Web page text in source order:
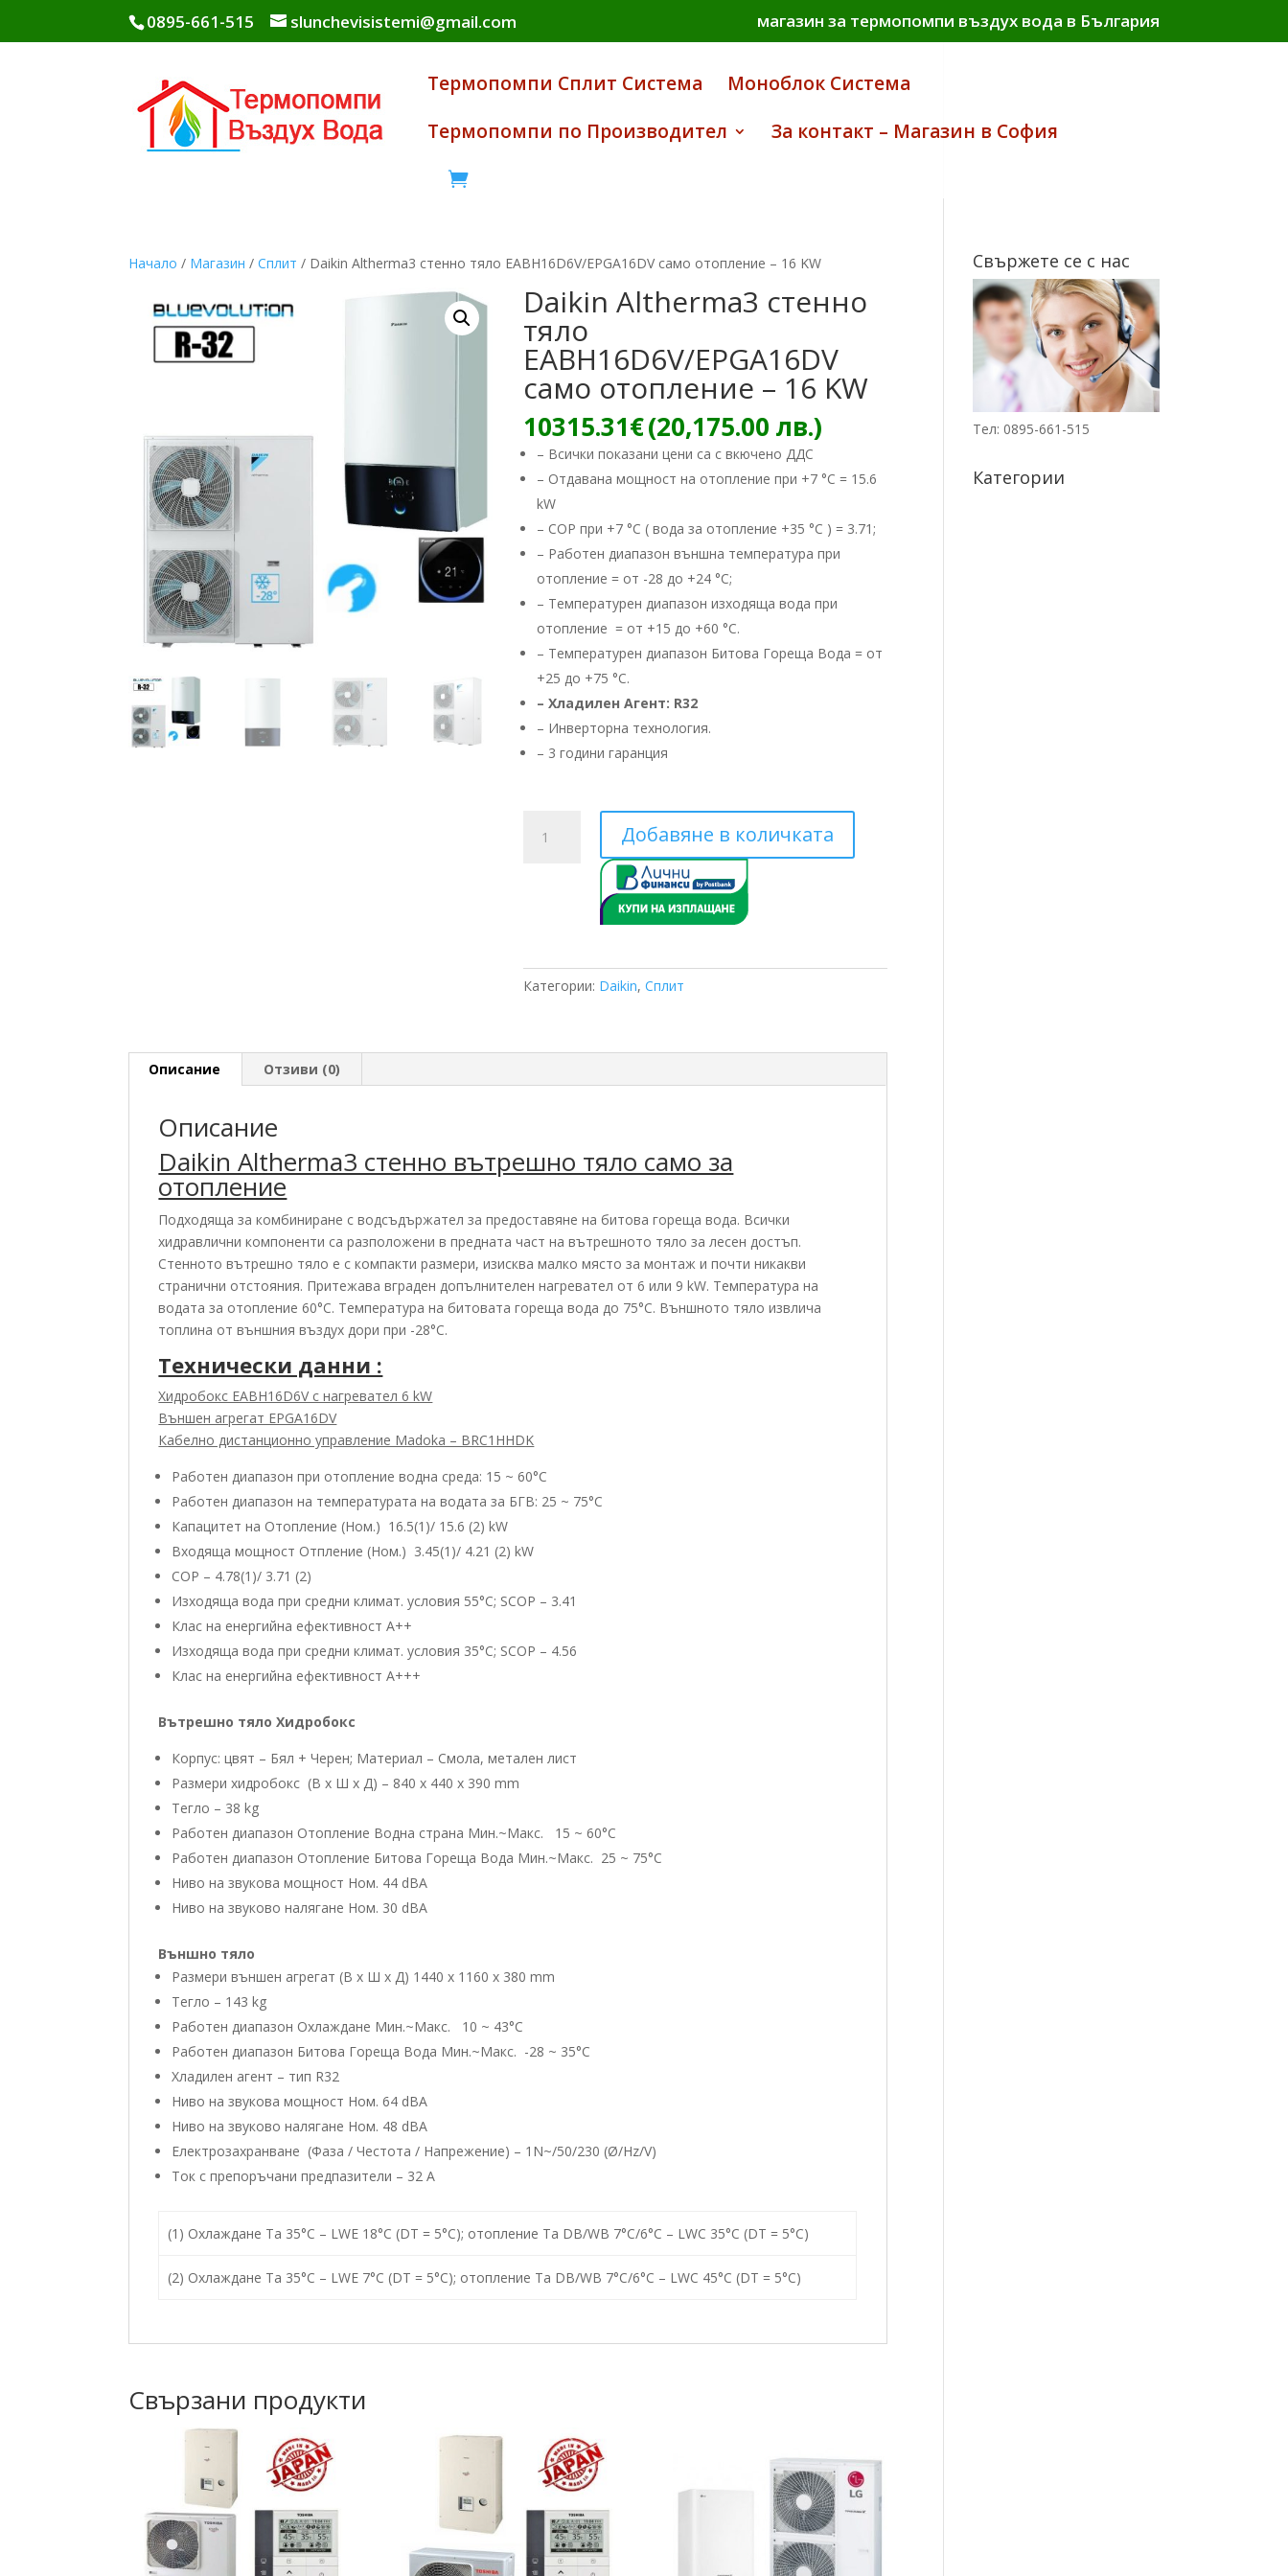
0895-661-515 slunchevisistemi@gmail.com магазин за термопомпи въздух вода в България
Термопомпи Сплит Система
Моноблок Система
Термопомпи по Производител
За контакт – Магазин в София

Начало / Магазин /Сплит / Daikin Altherma3 стенно тяло EABH16D6V/EPGA16DV само отопление – 16 KW
Daikin Altherma3 стенно
тяло
EABH16D6V/EPGA16DV
само отопление – 16 KW
10315.31€(20,175.00 лв.)
– Всички показани цени са с вкючено ДДС
– Отдавана мощност на отопление при +7 °C = 15.6
kW
– COP при +7 °C ( вода за отопление +35 °C ) = 3.71;
– Работен диапазон външна температура при
отопление = от -28 до +24 °C;
– Температурен диапазон изходяща вода при
отопление = от +15 до +60 °C.
– Температурен диапазон Битова Гореща Вода = от
+25 до +75 °C.
– Хладилен Агент: R32
– ​Инверторна технология.
– 3 години гаранция
само
отопление
Добавяне в количката
Категории: Daikin,Сплит
Описание Отзиви (0)
Описание
Daikin Altherma3 стенно вътрешно тяло само за
отопление
Подходяща за комбиниране с водсъдържател за предоставяне на битова гореща вода. Всички
хидравлични компоненти са разположени в предната част на вътрешното тяло за лесен достъп.
Стенното вътрешно тяло е с компакти размери, изисква малко място за монтаж и почти никакви
странични отстояния. Притежава вграден допълнителен нагревател от 6 или 9 kW. Температура на
водата за отопление 60°С. Температура на битовата гореща вода до 75°С. Външното тяло извлича
топлина от външния въздух дори при -28°С.
Технически данни :
Хидробокс EABH16D6V с нагревател 6 kW
Външен агрегат EPGA16DV
Кабелно дистанционно управление Madoka – BRC1HHDK
Работен диапазон при отопление водна среда: 15 ~ 60°С
Работен диапазон на температурата на водата за БГВ: 25 ~ 75°С
Капацитет на Отопление (Ном.) 16.5(1)/ 15.6 (2) kW
Входяща мощност Отпление (Ном.) 3.45(1)/ 4.21 (2) kW
COP – 4.78(1)/ 3.71 (2)
Изходяща вода при средни климат. условия 55°C; SCOP – 3.41
Клас на енергийна ефективност А++
Изходяща вода при средни климат. условия 35°C; SCOP – 4.56
Клас на енергийна ефективност А+++
Вътрешно тяло Хидробокс
Корпус: цвят – Бял + Черен; Материал – Смола, метален лист
Размери хидробокс (В х Ш х Д) – 840 х 440 х 390 mm
Тегло – 38 kg
Работен диапазон Отопление Водна страна Мин.~Макс. 15 ~ 60°С
Работен диапазон Отопление Битова Гореща Вода Мин.~Макс. 25 ~ 75°С
Ниво на звукова мощност Ном. 44 dBA
Ниво на звуковo налягане Ном. 30 dBA
Външно тяло
Размери външен агрегат (В х Ш х Д) 1440 х 1160 х 380 mm
Тегло – 143 kg
Работен диапазон Охлаждане Мин.~Макс. 10 ~ 43°С
Работен диапазон Битова Гореща Вода Мин.~Макс. -28 ~ 35°С
Хладилен агент – тип R32
Ниво на звукова мощност Ном. 64 dBA
Ниво на звуковo налягане Ном. 48 dBA
Електрозахранване (Фаза / Честота / Напрежение) – 1N~/50/230 (Ø/Hz/V)
Ток с препоръчани предпазители – 32 А
(1) Охлаждане Ta 35°C – LWE 18°C (DT = 5°C); отопление Ta DB/WB 7°C/6°C – LWC 35°C (DT = 5°C)
(2) Охлаждане Ta 35°C – LWE 7°C (DT = 5°C); отопление Ta DB/WB 7°C/6°C – LWC 45°C (DT = 5°C)
Свързани продукти
Свържете се с нас
Тел: 0895-661-515
Категории